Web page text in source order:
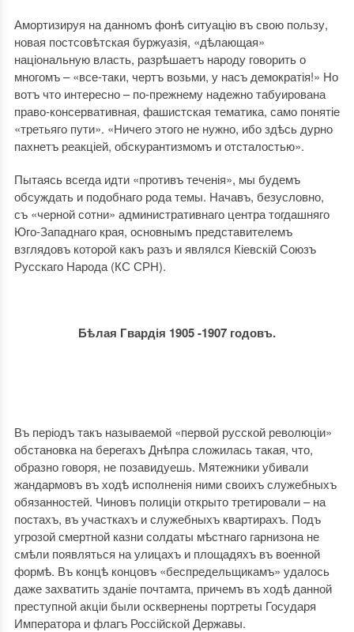
Амортизируя на данномъ фонѣ ситуацію въ свою пользу,
новая постсовѣтская буржуазія, «дѣлающая»
національную власть, разрѣшаетъ народу говорить о
многомъ – «все-таки, чертъ возьми, у насъ демократія!» Но
вотъ что интересно – по-прежнему надежно табуирована
право-консервативная, фашистская тематика, само понятіе
«третьяго пути». «Ничего этого не нужно, ибо здѣсь дурно
пахнетъ реакціей, обскурантизмомъ и отсталостью».
Пытаясь всегда идти «противъ теченія», мы будемъ
обсуждать и подобнаго рода темы. Начавъ, безусловно,
съ «черной сотни» административнаго центра тогдашняго
Юго-Западнаго края, основнымъ представителемъ
взглядовъ которой какъ разъ и являлся Кіевскій Союзъ
Русскаго Народа (КС СРН).
Бѣлая Гвардія 1905 -1907 годовъ.
Въ періодъ такъ называемой «первой русской революціи»
обстановка на берегахъ Днѣпра сложилась такая, что,
образно говоря, не позавидуешь. Мятежники убивали
жандармовъ въ ходѣ исполненія ними своихъ служебныхъ
обязанностей. Чиновъ полиціи открыто третировали – на
постахъ, въ участкахъ и служебныхъ квартирахъ. Подъ
угрозой смертной казни солдаты мѣстнаго гарнизона не
смѣли появляться на улицахъ и площадяхъ въ военной
формѣ. Въ концѣ концовъ «беспредельщикамъ» удалось
даже захватить зданіе почтамта, причемъ въ ходѣ данной
преступной акціи были осквернены портреты Государя
Императора и флагъ Россійской Державы.